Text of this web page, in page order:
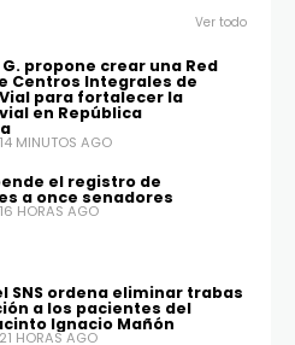
Ver todo
propone crear una Red
Centros Integrales de
para fortalecer la
en República
14 MINUTOS AGO
el registro de
a once senadores
16 HORAS AGO
SNS ordena eliminar trabas
a los pacientes del
Ignacio Mañón
21 HORAS AGO